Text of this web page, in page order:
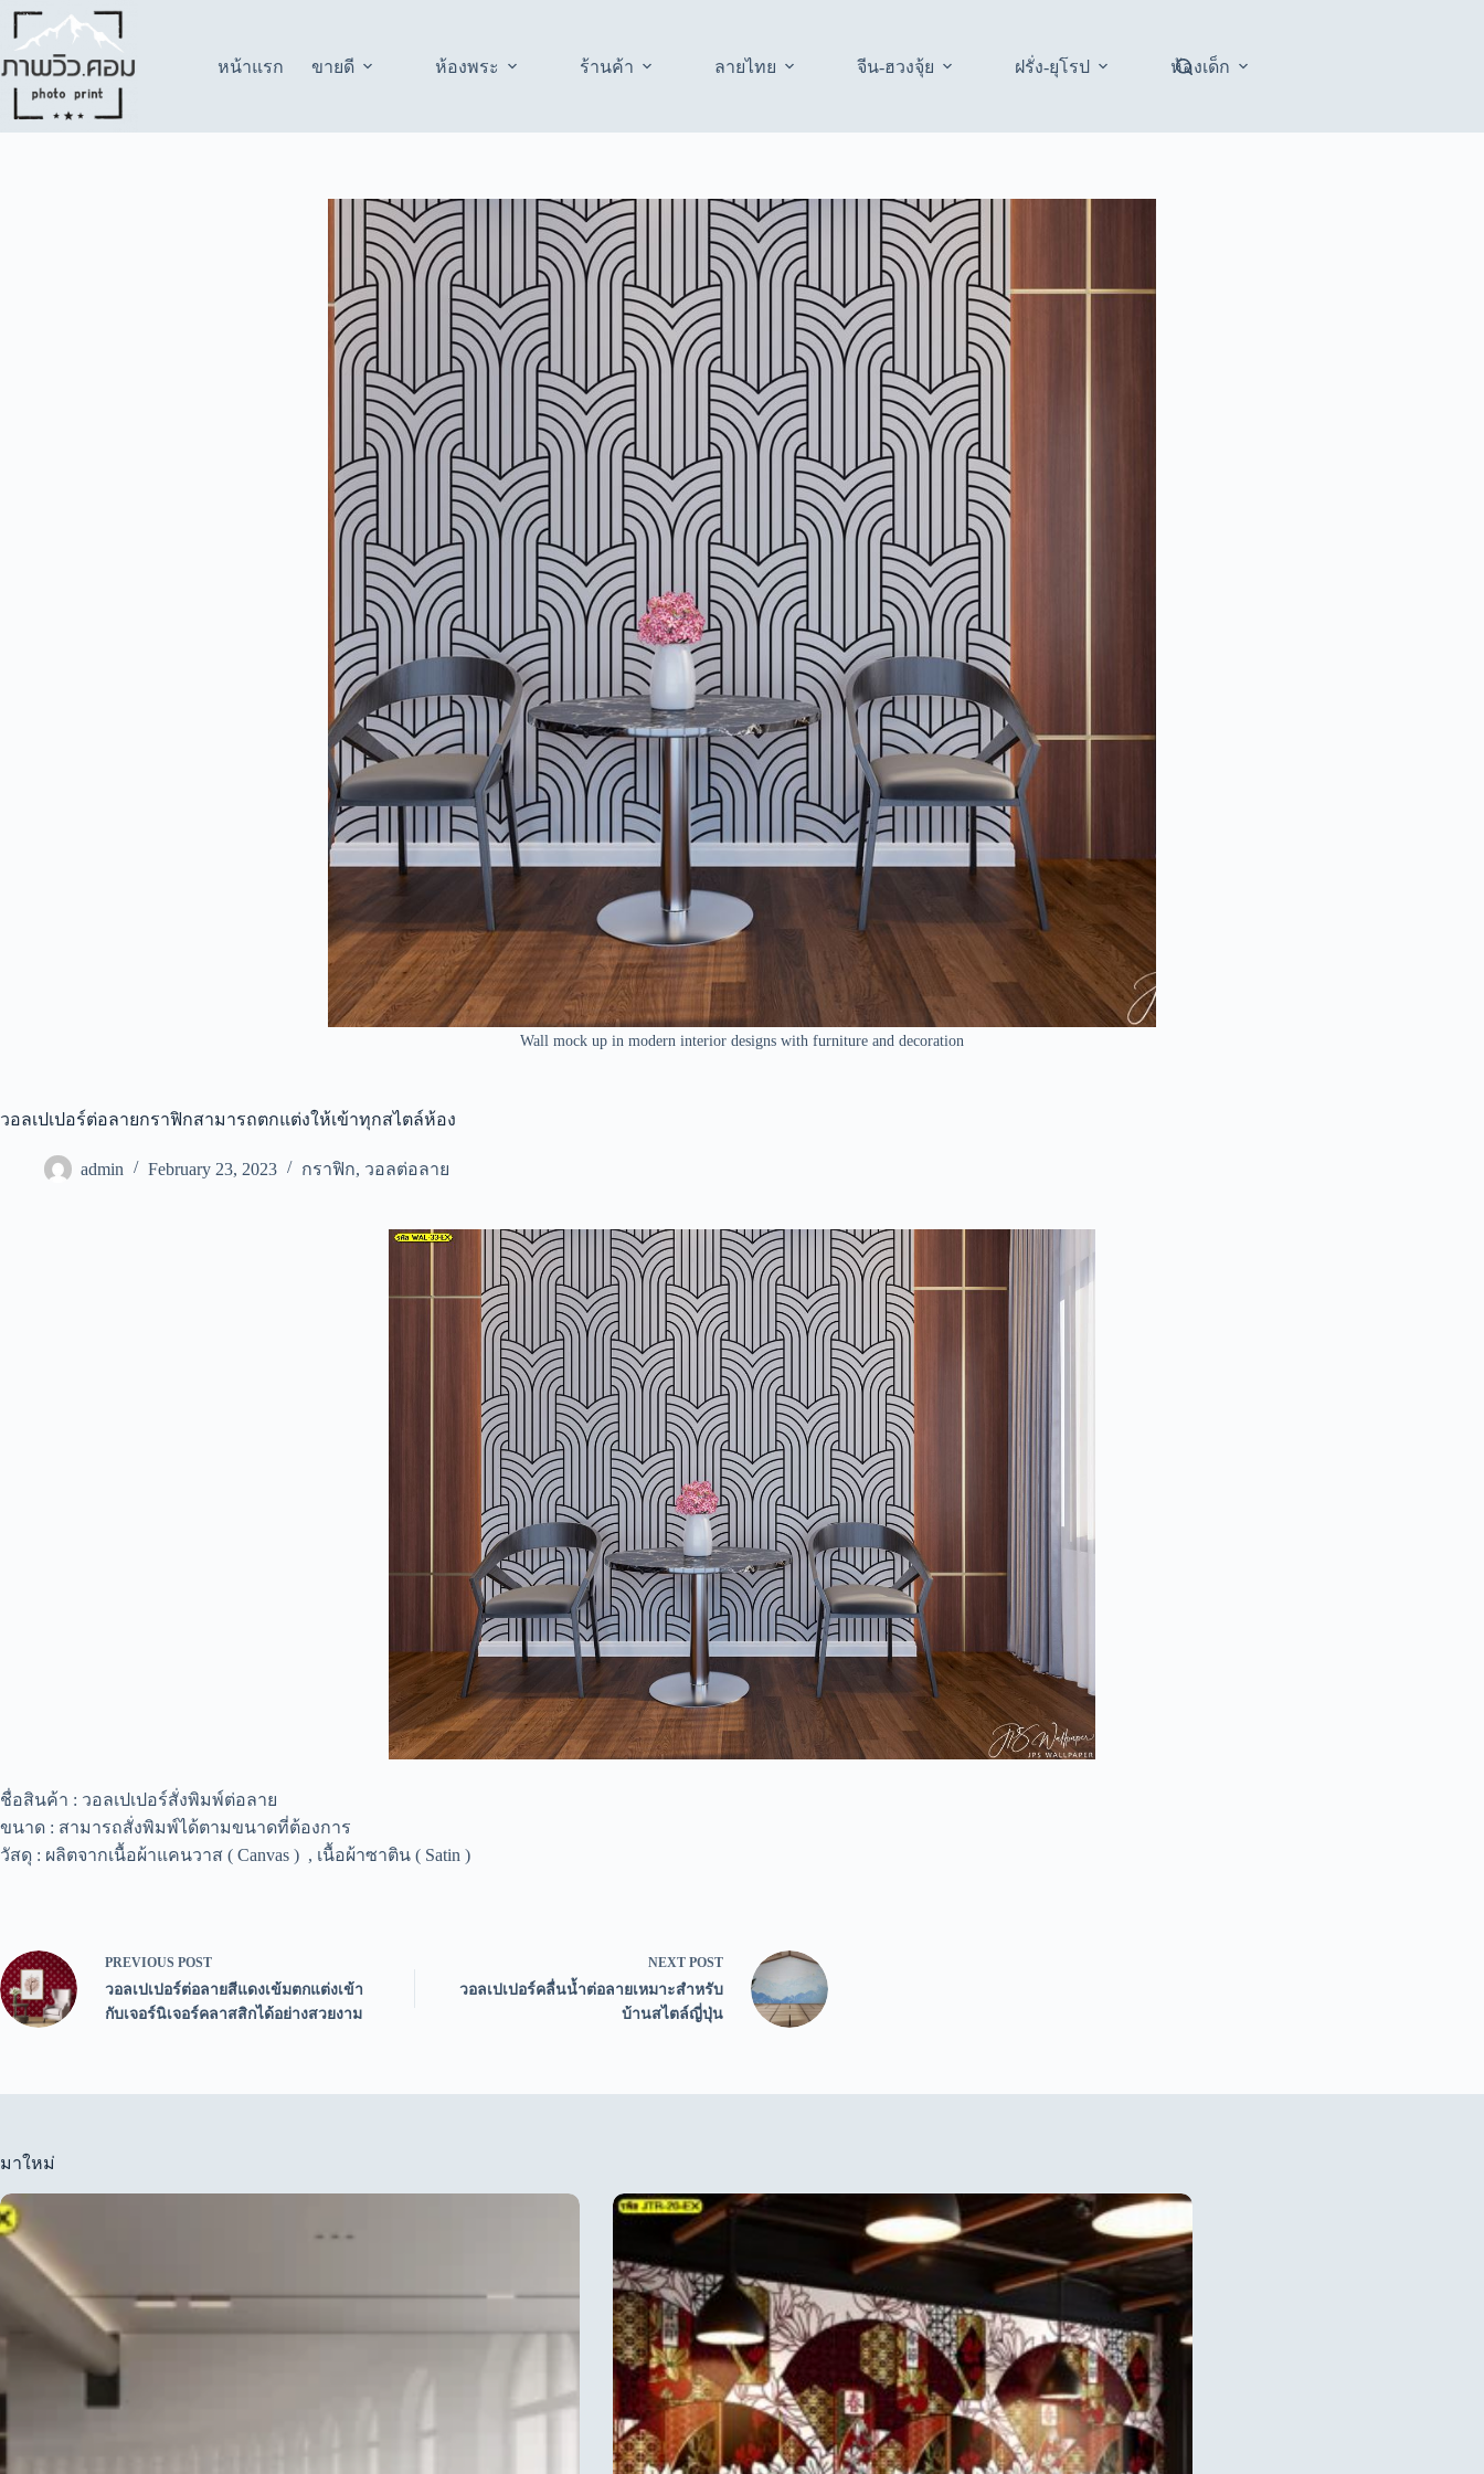
Skip
content
หน้าแรก
ขายดี ห้องพระ ร้านค้า ลายไทย จีน-ฮวงจุ้ย ฝรั่ง-ยุโรป ห้องเด็ก
Wall mock up in modern interior designs with furniture and decoration
วอลเปเปอร์ต่อลายกราฟิกสามารถตกแต่งให้เข้าทุกสไตล์ห้อง
admin February 23, 2023 กราฟิก, วอลต่อลาย
ชื่อสินค้า : วอลเปเปอร์สั่งพิมพ์ต่อลาย
ขนาด : สามารถสั่งพิมพ์ได้ตามขนาดที่ต้องการ
วัสดุ : ผลิตจากเนื้อผ้าแคนวาส ( Canvas ) , เนื้อผ้าซาติน ( Satin )
PREVIOUS POST
วอลเปเปอร์ต่อลายสีแดงเข้มตกแต่งเข้า
กับเจอร์นิเจอร์คลาสสิกได้อย่างสวยงาม
NEXT POST
วอลเปเปอร์คลื่นน้ำต่อลายเหมาะสำหรับ
บ้านสไตล์ญี่ปุ่น
มาใหม่